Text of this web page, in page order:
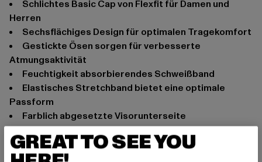
schlichtes Basic Cap von Flexfit für Damen und
Herren
sechsflächiges Design für optimalen Tragekomfort
gestickte Ösen sorgen für verbesserte
Atmungsaktivität
Feuchtigkeit absorbierendes Schweißband
elastisches Stretchband bietet eine optimale
Passform
farblich abgesetzte Visorunterseite
leicht gekrümmter Visor
Anlass: Alltag, Freizeit
GREAT TO SEE YOU